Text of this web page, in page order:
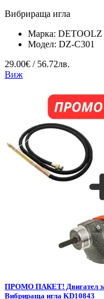
Вибрираща игла
Марка: DETOOLZ
Модел: DZ-C301
29.00€ / 56.72лв.
Виж
ПРОМО ПАКЕТ! Двигател за
Вибрираща игла KD10843